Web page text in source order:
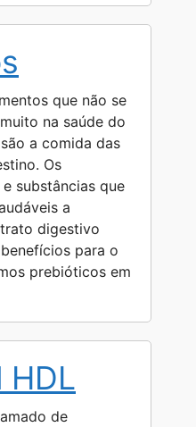
que não se
na saúde do
a comida das
Os
substâncias que
a
digestivo
para o
prebióticos em
HDL
de